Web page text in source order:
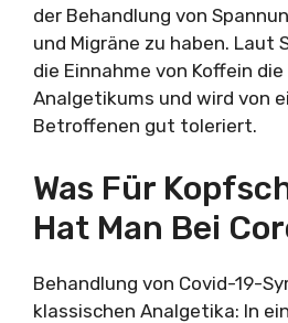
der Behandlung von
und Migräne zu haben. Laut
die Einnahme von Koffein die
Analgetikums und wird von
Betroffenen gut toleriert.
Was Für
Hat Man Bei
Behandlung von Covid-19-
klassischen Analgetika: In